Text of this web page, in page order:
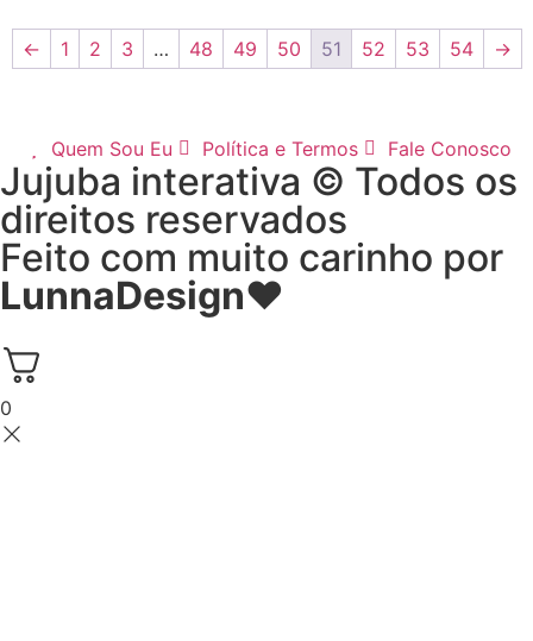
← 1 2 3 … 48 49 50 51 52 53 54 →
Quem Sou Eu Política e Termos Fale Conosco
Jujuba interativa © Todos os
direitos reservados
Feito com muito carinho por
LunnaDesign♥
0